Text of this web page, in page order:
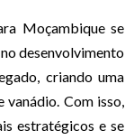
Moçambique se
desenvolvimento
criando uma
vanádio. Com isso,
estratégicos e se